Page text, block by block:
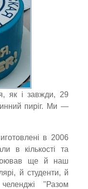
як і завжди, 29
пиріг. Ми —
в 2006
в кількості та
ще й наш
й студенти, й
"Разом